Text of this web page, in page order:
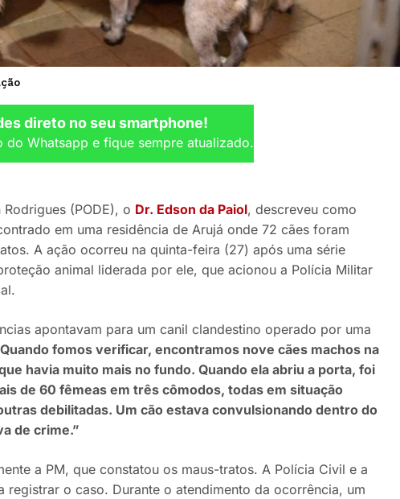
direto no seu smartphone!
do Whatsapp e fique sempre atualizado.
(PODE), o Dr. Edson da Paiol, descreveu como
em uma residência de Arujá onde 72 cães foram
A ação ocorreu na quinta-feira (27) após uma série
animal liderada por ele, que acionou a Polícia Militar
apontavam para um canil clandestino operado por uma
fomos verificar, encontramos nove cães machos na
havia muito mais no fundo. Quando ela abriu a porta, foi
de 60 fêmeas em três cômodos, todas em situação
debilitadas. Um cão estava convulsionando dentro do
de crime.”
a PM, que constatou os maus-tratos. A Polícia Civil e a
registrar o caso. Durante o atendimento da ocorrência, um